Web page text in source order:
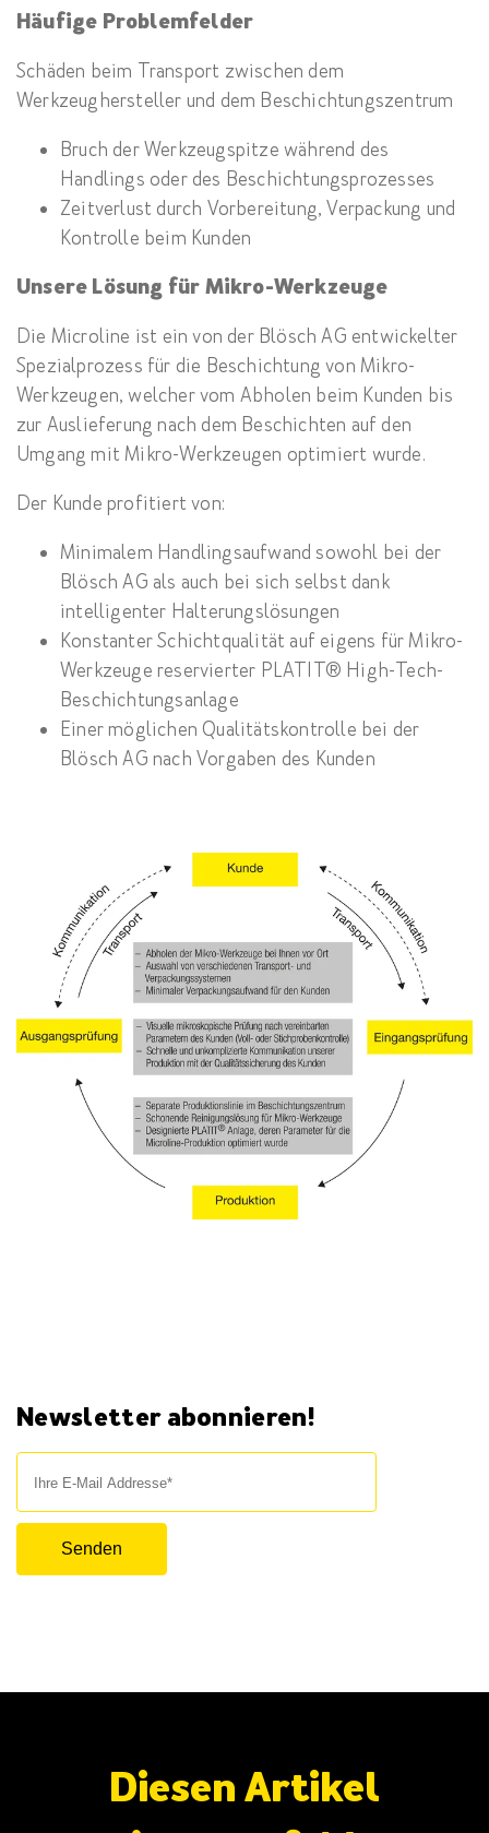
Häufige Problemfelder
Schäden beim Transport zwischen dem
Werkzeughersteller und dem Beschichtungszentrum
Bruch der Werkzeugspitze während des
Handlings oder des Beschichtungsprozesses
Zeitverlust durch Vorbereitung, Verpackung und
Kontrolle beim Kunden
Unsere Lösung für Mikro-Werkzeuge
Die Microline ist ein von der Blösch AG entwickelter
Spezialprozess für die Beschichtung von Mikro-
Werkzeugen, welcher vom Abholen beim Kunden bis
zur Auslieferung nach dem Beschichten auf den
Umgang mit Mikro-Werkzeugen optimiert wurde.
Der Kunde profitiert von:
Minimalem Handlingsaufwand sowohl bei der
Blösch AG als auch bei sich selbst dank
intelligenter Halterungslösungen
Konstanter Schichtqualität auf eigens für Mikro-
Werkzeuge reservierter PLATIT® High-Tech-
Beschichtungsanlage
Einer möglichen Qualitätskontrolle bei der
Blösch AG nach Vorgaben des Kunden
Newsletter abonnieren!
Diesen Artikel